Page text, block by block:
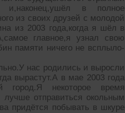
и,наконец,ушёл в полное
из своих друзей с молодой
из 2003 года,когда я шёл в
главное,я узнал свою
памяти ничего не всплыло-
нас родились и выросли
вырастут.А в мае 2003 года
город.Я некоторое время
отправиться окольным
придётся побывать в шкуре